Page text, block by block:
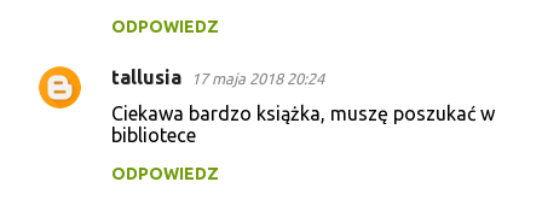
r
z
ODPOWIEDZ
tallusia 17 maja 2018 20:24
Ciekawa bardzo książka, muszę poszukać w
bibliotece
ODPOWIEDZ